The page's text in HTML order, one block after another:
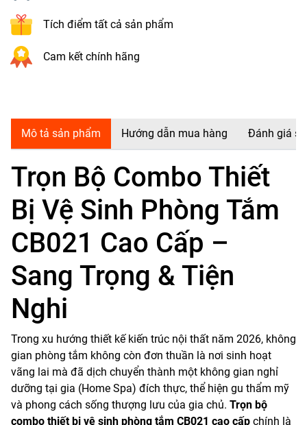
Tích điểm tất cả sản phẩm
Cam kết chính hãng
Mô tả sản phẩm Hướng dẫn mua hàng Đánh giá
Trọn Bộ Combo Thiết
Bị Vệ Sinh Phòng Tắm
CB021 Cao Cấp –
Sang Trọng & Tiện
Nghi
Trong xu hướng thiết kế kiến trúc nội thất năm 2026, không
gian phòng tắm không còn đơn thuần là nơi sinh hoạt
vãng lai mà đã dịch chuyển thành một không gian nghỉ
dưỡng tại gia (Home Spa) đích thực, thể hiện gu thẩm mỹ
và phong cách sống thượng lưu của gia chủ. Trọn bộ
combo thiết bị vệ sinh phòng tắm CB021 cao cấp chính là